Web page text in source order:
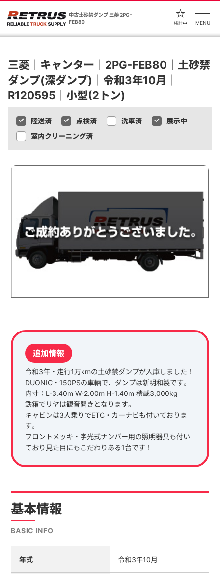
中古土砂禁ダンプ 三菱 2PG-
FEB80
検討中 MENU
三菱｜キャンター｜2PG-FEB80｜土砂禁
ダンプ(深ダンプ)｜令和3年10月｜
R120595｜小型(2トン)
陸送済 点検済 洗車済
展示中
室内クリーニング済
追加情報
令和3年・走行1万kmの土砂禁ダンプが入庫しました！
DUONIC・150PSの車輛で、ダンプは新明和製です。
内寸：L-3.40m W-2.00m H-1.40m 積載3,000kg
鉄箱でリヤは観音開きとなります。
キャビンは3人乗りでETC・カーナビも付いておりま
す。
フロントメッキ・字光式ナンバー用の照明器具も付い
ており見た目にもこだわりある1台です！
基本情報
BASIC INFO
年式 令和3年10月